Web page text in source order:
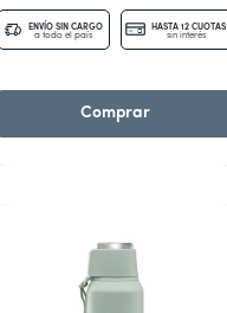
ENVÍO SIN CARGO
a todo el país
HASTA 12 CUOTAS
sin interés
Comprar